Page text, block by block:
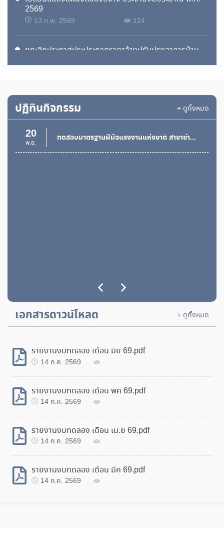
2569
13 ก.พ. 2569 124
ยกเลิกประกาศประประกวดราคาจ้างปรับปรุงอาคารบ้าน
ประกาศประกวดราคาจ้างปรับปรุงอาคารบ้านพักอาศัยรวม
คอนกรีตเสริมเหล็ก 3ชั้น 12 ห้อง
2 ก.พ. 2569 141
ประกาศเปลี่ยนแปลงแผนจัดซื้อจัดจ้าง ประจำปีงบประมาณ
ครุภัณฑ์การศึกษา ประจำปีงบประมาณ พ.ศ. 2569 จำนวน
17 พ.ย. 2568 172
ปฏิทินกิจกรรม + ดูทั้งหมด
20
พ.ย. ทดสอบมาตรฐานฝีมือแรงงานแห่งชาติ สาขาช่างไฟฟ้าภายในอาคาร ระดับ 1
เอกสารดาวน์โหลด + ดูทั้งหมด
รายงานงบทดลอง เดือน มิย 69.pdf
14 ก.ค. 2569
รายงานงบทดลอง เดือน พค 69.pdf
14 ก.ค. 2569
รายงานงบทดลอง เดือน เม.ย 69.pdf
14 ก.ค. 2569
รายงานงบทดลอง เดือน มีค 69.pdf
14 ก.ค. 2569